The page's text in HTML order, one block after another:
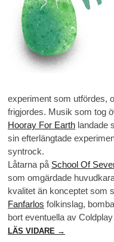
experiment som utfördes,
frigjordes. Musik som tog
Hooray For Earth landade
sin efterlängtade
syntrock.
Låtarna på School Of
som omgärdade
kvalitet än konceptet som
Fanfarlos folkinslag,
bort eventuella av
LÄS VIDARE →